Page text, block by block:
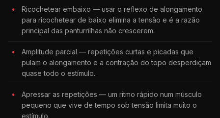
Ricochetear embaixo — usar o reflexo de alongamento
para ricochetear de baixo elimina a tensão e é a razão
principal das panturrilhas não crescerem.
Amplitude parcial — repetições curtas e picadas que
pulam o alongamento e a contração do topo desperdiçam
quase todo o estímulo.
Apressar as repetições — um ritmo rápido num músculo
pequeno que vive de tempo sob tensão limita muito o
estímulo.